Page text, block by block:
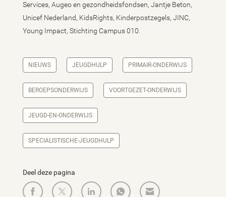
Services, Augeo en gezondheidsfondsen, Jantje Beton,
Unicef Nederland, KidsRights, Kinderpostzegels, JINC,
Young Impact, Stichting Campus 010.
NIEUWS JEUGDHULP PRIMAIR-ONDERWIJS
BEROEPSONDERWIJS VOORTGEZET-ONDERWIJS
JEUGD-EN-ONDERWIJS
SPECIALISTISCHE-JEUGDHULP
Deel deze pagina